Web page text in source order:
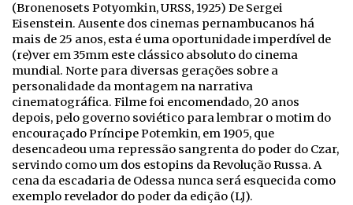
(Bronenosets Potyomkin, URSS, 1925) De Sergei
Eisenstein. Ausente dos cinemas pernambucanos há
mais de 25 anos, esta é uma oportunidade imperdível de
(re)ver em 35mm este clássico absoluto do cinema
mundial. Norte para diversas gerações sobre a
personalidade da montagem na narrativa
cinematográfica. Filme foi encomendado, 20 anos
depois, pelo governo soviético para lembrar o motim do
encouraçado Príncipe Potemkin, em 1905, que
desencadeou uma repressão sangrenta do poder do Czar,
servindo como um dos estopins da Revolução Russa. A
cena da escadaria de Odessa nunca será esquecida como
exemplo revelador do poder da edição (LJ).